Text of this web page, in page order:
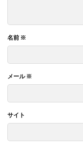
名前 ※
メール※
サイト